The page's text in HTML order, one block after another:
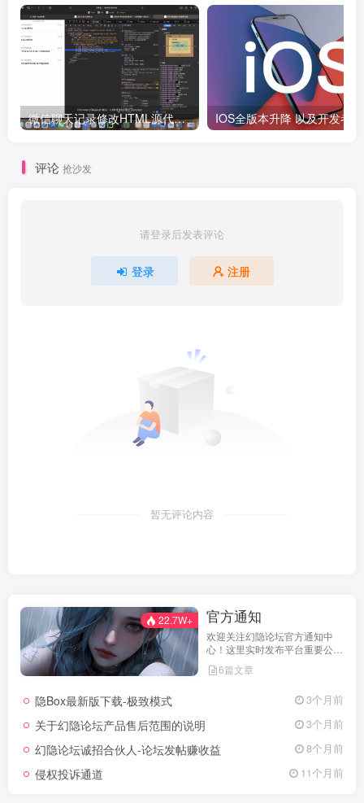
微信聊天记录修改HTML源代码分享
评论 抢沙发
请登录后发表评论
登录 注册
暂无评论内容
22.7W+ 官方通知
欢迎关注幻隐论坛官方通知中
心！这里实时发布平台重要公
提醒及用户权益说明，确保每位
们坚持公开透明，通过权威通知
坛获得更优质、安全的使用体
息！
6篇文章
隐Box最新版下载-极致模式 3个月前
关于幻隐论坛产品售后范围的说明 3个月前
幻隐论坛诚招合伙人-论坛发帖赚收益 8个月前
侵权投诉通道 11个月前